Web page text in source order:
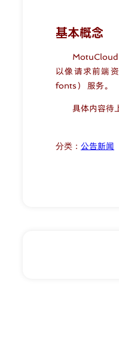
基本概念
以像请求前端
fonts） 服务。
具体内容
分类： 公告新闻